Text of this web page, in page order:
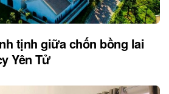
tịnh giữa chốn bồng lai
Yên Tử